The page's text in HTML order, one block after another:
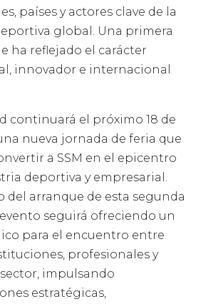
países y actores clave de la
global. Una primera
ha reflejado el carácter
innovador e internacional
continuará el próximo 18 de
nueva jornada de feria que
a SSM en el epicentro
deportiva y empresarial.
del arranque de esta segunda
seguirá ofreciendo un
para el encuentro entre
profesionales y
sector, impulsando
estratégicas,